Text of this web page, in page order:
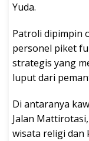
Yuda.
Patroli dipimpin
personel piket
strategis yang
luput dari
Di antaranya
Jalan
wisata religi